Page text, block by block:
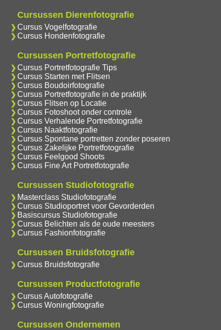
Cursussen Dierenfotografie
Cursus Vogelfotografie
Cursus Hondenfotografie
Cursussen Portretfotografie
Cursus Portretfotografie Tips
Cursus Starten met Flitsen
Cursus Boudoirfotografie
Cursus Portretfotografie in de praktijk
Cursus Flitsen op Locatie
Cursus Fotoshoot onder controle
Cursus Verhalende Portretfotografie
Cursus Naaktfotografie
Cursus Spontane portretten zonder poseren
Cursus Zakelijke Portretfotografie
Cursus Feelgood Shoots
Cursus Fine Art Portretfotografie
Cursussen Studiofotografie
Masterclass Studiofotografie
Cursus Studioportret voor Gevorderden
Basiscursus Studiofotografie
Cursus Belichten als de oude meesters
Cursus Fashionfotografie
Cursussen Bruidsfotografie
Cursus Bruidsfotografie
Cursussen Productfotografie
Cursus Autofotografie
Cursus Woningfotografie
Cursussen Ondernemen